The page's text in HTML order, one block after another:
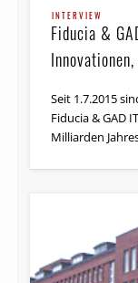
INTERVIEW
Fiducia &
Seit 1.7.2015
Fiducia & GAD
Milliarden